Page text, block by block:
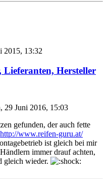
2015, 13:32
Hersteller
29 Juni 2016, 15:03
gefunden, der auch fette
http://www.reifen-guru.at/
ist gleich bei mir
immer drauf achten,
gleich wieder.